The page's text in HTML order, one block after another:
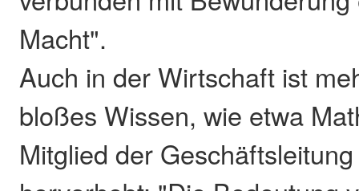
Macht".
Auch in der Wirtschaft ist
bloßes Wissen, wie etwa
Mitglied der